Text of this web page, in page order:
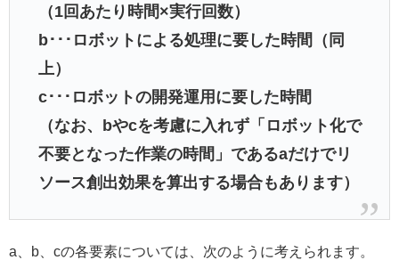
（1回あたり時間×実行回数）
b･･･ロボットによる処理に要した時間（同
上）
c･･･ロボットの開発運用に要した時間
（なお、bやcを考慮に入れず「ロボット化で
不要となった作業の時間」であるaだけでリ
ソース創出効果を算出する場合もあります）
a、b、cの各要素については、次のように考えられます。